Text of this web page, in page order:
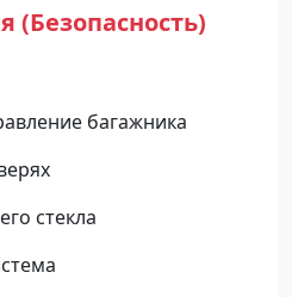
(Безопасность)
багажника
стекла